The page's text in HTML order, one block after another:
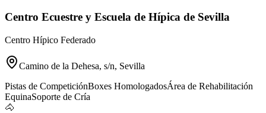
Centro Ecuestre y Escuela de Hípica de Sevilla
Centro Hípico Federado
Camino de la Dehesa, s/n, Sevilla
Pistas de CompeticiónBoxes HomologadosÁrea de Rehabilitación
EquinaSoporte de Cría
🐴